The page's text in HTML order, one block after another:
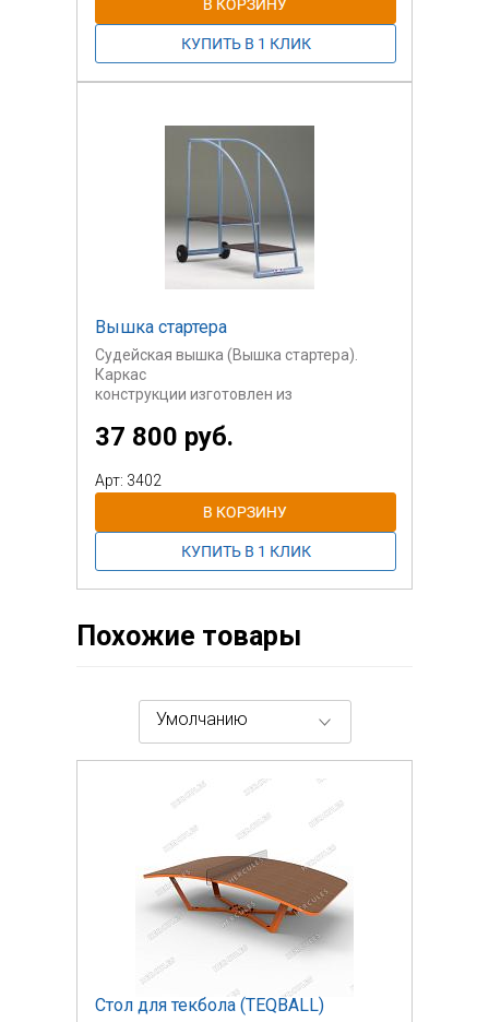
Вышка стартера
Судейская вышка (Вышка стартера).
Каркас
конструкции изготовлен из
трубы с порошковым окрашиванием, пол
из влагостойкой ламинированной
фанеры
(изготовление пола из
профилированного
алюминиевоего листа + 7000 руб.).
37 800 руб.
Арт: 3402
Похожие товары
Умолчанию
Стол для текбола (TEQBALL)